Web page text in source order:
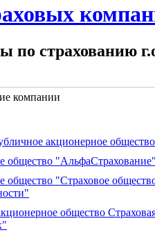
по страхованию
компании
акционерное
общество "АльфаСтрахование"
общество "Страховое
общество